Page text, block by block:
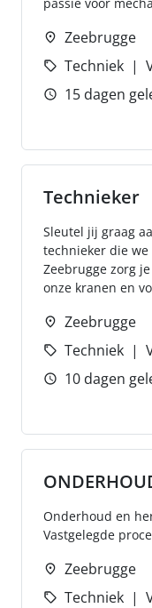
Zeebrugge
Techniek
15 dagen
Technieker
Sleutel jij graag
technieker die we
Zeebrugge zorg
onze kranen en
Zeebrugge
Techniek
10 dagen
Onderhoud en
Vastgelegde
Zeebrugge
Techniek